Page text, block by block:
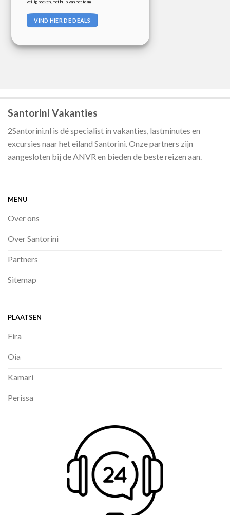
veilig boeken, met hulp van het team
VIND HIER DE DEALS
Santorini Vakanties
2Santorini.nl is dé specialist in vakanties, lastminutes en
excursies naar het eiland Santorini. Onze partners zijn
aangesloten bij de ANVR en bieden de beste reizen aan.
MENU
Over ons
Over Santorini
Partners
Sitemap
PLAATSEN
Fira
Oia
Kamari
Perissa